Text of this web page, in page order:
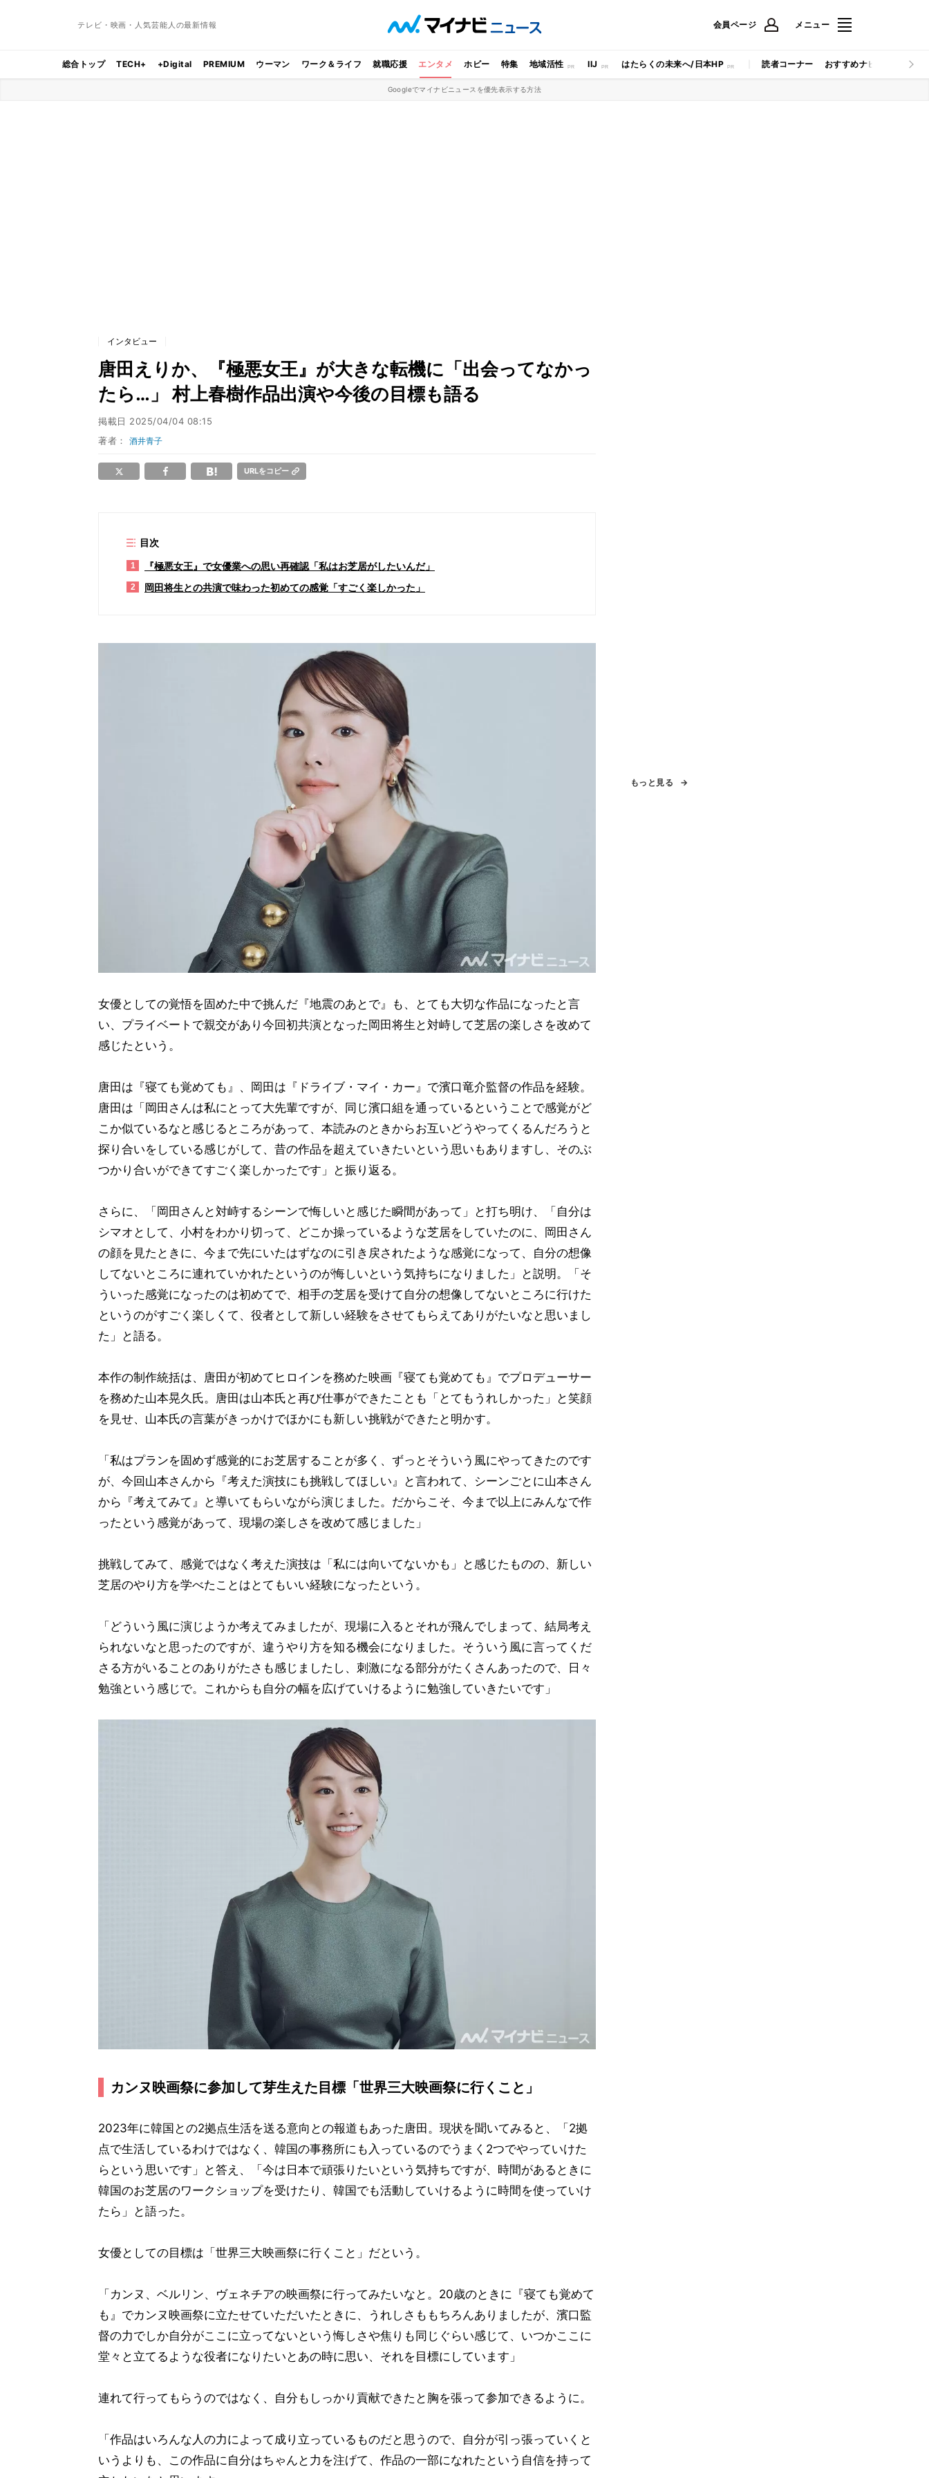
テレビ・映画・人気芸能人の最新情報 会員ページ メニュー
総合トップ TECH+ +Digital PREMIUM ウーマン ワーク＆ライフ 就職応援 エンタメ ホビー 特集 地域活性 IIJ はたらくの未来へ/日本HP 読者コーナー おすすめナビ マイナビ
Googleでマイナビニュースを優先表示する方法
インタビュー
唐田えりか、『極悪女王』が大きな転機に「出会ってなかっ
たら…」 村上春樹作品出演や今後の目標も語る
掲載日 2025/04/04 08:15
著者：酒井青子
URLをコピー
目次
1 『極悪女王』で女優業への思い再確認「私はお芝居がしたいんだ」
2 岡田将生との共演で味わった初めての感覚「すごく楽しかった」
女優としての覚悟を固めた中で挑んだ『地震のあとで』も、とても大切な作品になったと言
い、プライベートで親交があり今回初共演となった岡田将生と対峙して芝居の楽しさを改めて
感じたという。
唐田は『寝ても覚めても』、岡田は『ドライブ・マイ・カー』で濱口竜介監督の作品を経験。
唐田は「岡田さんは私にとって大先輩ですが、同じ濱口組を通っているということで感覚がど
こか似ているなと感じるところがあって、本読みのときからお互いどうやってくるんだろうと
探り合いをしている感じがして、昔の作品を超えていきたいという思いもありますし、そのぶ
つかり合いができてすごく楽しかったです」と振り返る。
さらに、「岡田さんと対峙するシーンで悔しいと感じた瞬間があって」と打ち明け、「自分は
シマオとして、小村をわかり切って、どこか操っているような芝居をしていたのに、岡田さん
の顔を見たときに、今まで先にいたはずなのに引き戻されたような感覚になって、自分の想像
してないところに連れていかれたというのが悔しいという気持ちになりました」と説明。「そ
ういった感覚になったのは初めてで、相手の芝居を受けて自分の想像してないところに行けた
というのがすごく楽しくて、役者として新しい経験をさせてもらえてありがたいなと思いまし
た」と語る。
本作の制作統括は、唐田が初めてヒロインを務めた映画『寝ても覚めても』でプロデューサー
を務めた山本晃久氏。唐田は山本氏と再び仕事ができたことも「とてもうれしかった」と笑顔
を見せ、山本氏の言葉がきっかけでほかにも新しい挑戦ができたと明かす。
「私はプランを固めず感覚的にお芝居することが多く、ずっとそういう風にやってきたのです
が、今回山本さんから『考えた演技にも挑戦してほしい』と言われて、シーンごとに山本さん
から『考えてみて』と導いてもらいながら演じました。だからこそ、今まで以上にみんなで作
ったという感覚があって、現場の楽しさを改めて感じました」
挑戦してみて、感覚ではなく考えた演技は「私には向いてないかも」と感じたものの、新しい
芝居のやり方を学べたことはとてもいい経験になったという。
「どういう風に演じようか考えてみましたが、現場に入るとそれが飛んでしまって、結局考え
られないなと思ったのですが、違うやり方を知る機会になりました。そういう風に言ってくだ
さる方がいることのありがたさも感じましたし、刺激になる部分がたくさんあったので、日々
勉強という感じで。これからも自分の幅を広げていけるように勉強していきたいです」
カンヌ映画祭に参加して芽生えた目標「世界三大映画祭に行くこと」
2023年に韓国との2拠点生活を送る意向との報道もあった唐田。現状を聞いてみると、「2拠
点で生活しているわけではなく、韓国の事務所にも入っているのでうまく2つでやっていけた
らという思いです」と答え、「今は日本で頑張りたいという気持ちですが、時間があるときに
韓国のお芝居のワークショップを受けたり、韓国でも活動していけるように時間を使っていけ
たら」と語った。
女優としての目標は「世界三大映画祭に行くこと」だという。
「カンヌ、ベルリン、ヴェネチアの映画祭に行ってみたいなと。20歳のときに『寝ても覚めて
も』でカンヌ映画祭に立たせていただいたときに、うれしさももちろんありましたが、濱口監
督の力でしか自分がここに立ってないという悔しさや焦りも同じぐらい感じて、いつかここに
堂々と立てるような役者になりたいとあの時に思い、それを目標にしています」
連れて行ってもらうのではなく、自分もしっかり貢献できたと胸を張って参加できるように。
「作品はいろんな人の力によって成り立っているものだと思うので、自分が引っ張っていくと
いうよりも、この作品に自分はちゃんと力を注げて、作品の一部になれたという自信を持って
もっと見る